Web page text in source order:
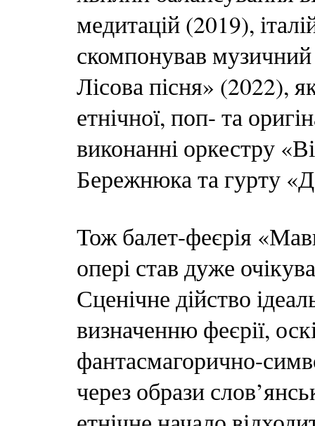
медитацій (2019),
скомпонував
Лісова пісня» (2022),
етнічної, поп- та
виконанні оркестру
Бережнюка та гурту
Тож балет-феєрія
опері став дуже
Сценічне дійство
визначенню феєрії,
фантасмагорично-
через образи